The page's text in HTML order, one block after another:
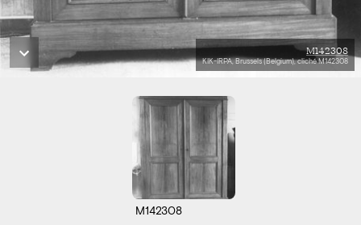
M142308
KIK-IRPA, Brussels (Belgium), cliché M142308
M142308